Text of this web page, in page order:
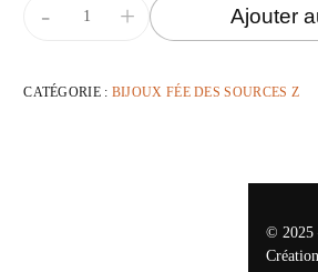
+
- Ajouter
CATÉGORIE : BIJOUX FÉE DES SOURCES Z
© 2025